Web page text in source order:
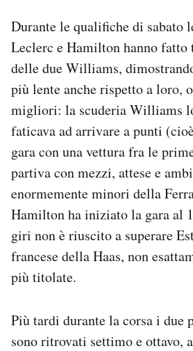
Durante le qualifiche di sabato
Leclerc e Hamilton hanno
delle due Williams,
più lente anche rispetto a loro,
migliori: la scuderia Williams
faticava ad arrivare a punti
gara con una vettura fra le
partiva con mezzi, attese e
enormemente minori della
Hamilton ha iniziato la gara al
giri non è riuscito a superare
francese della Haas, non
più titolate.
Più tardi durante la corsa i due
sono ritrovati settimo e ottavo,